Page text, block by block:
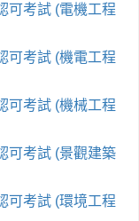
可考試 (電機工程
可考試 (機電工程
可考試 (機械工程
可考試 (景觀建築
可考試 (環境工程